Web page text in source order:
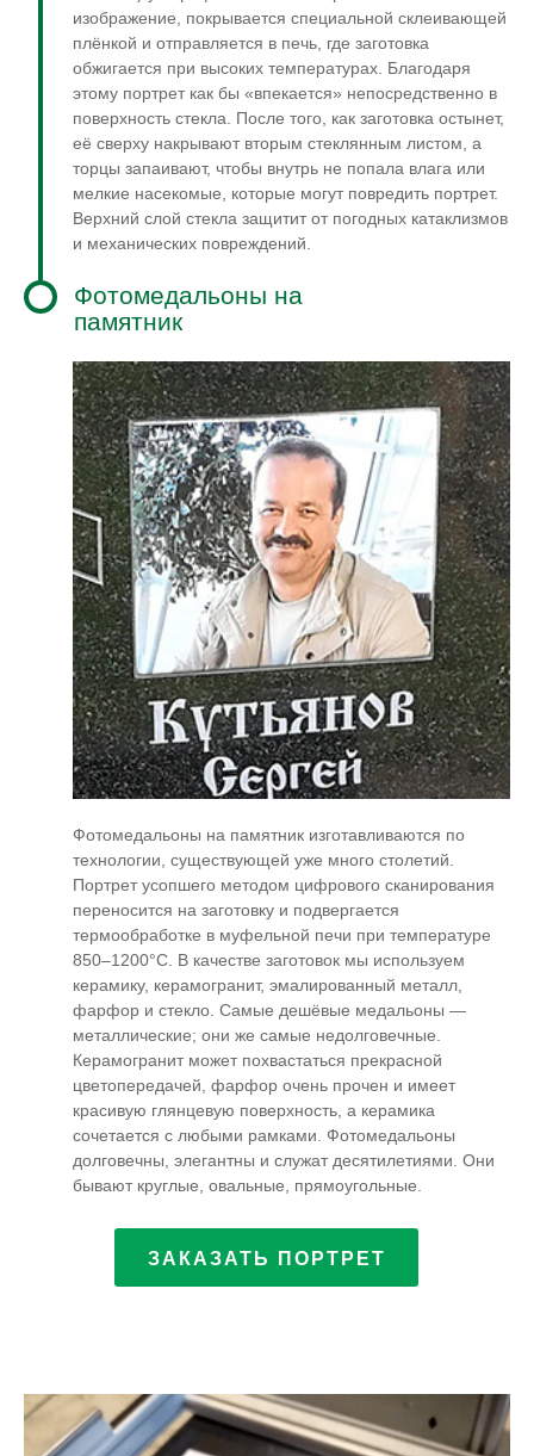
изображение, покрывается специальной склеивающей
плёнкой и отправляется в печь, где заготовка
обжигается при высоких температурах. Благодаря
этому портрет как бы «впекается» непосредственно в
поверхность стекла. После того, как заготовка остынет,
её сверху накрывают вторым стеклянным листом, а
торцы запаивают, чтобы внутрь не попала влага или
мелкие насекомые, которые могут повредить портрет.
Верхний слой стекла защитит от погодных катаклизмов
и механических повреждений.
Фотомедальоны на
памятник
Фотомедальоны на памятник изготавливаются по
технологии, существующей уже много столетий.
Портрет усопшего методом цифрового сканирования
переносится на заготовку и подвергается
термообработке в муфельной печи при температуре
850–1200°С. В качестве заготовок мы используем
керамику, керамогранит, эмалированный металл,
фарфор и стекло. Самые дешёвые медальоны —
металлические; они же самые недолговечные.
Керамогранит может похвастаться прекрасной
цветопередачей, фарфор очень прочен и имеет
красивую глянцевую поверхность, а керамика
сочетается с любыми рамками. Фотомедальоны
долговечны, элегантны и служат десятилетиями. Они
бывают круглые, овальные, прямоугольные.
ЗАКАЗАТЬ ПОРТРЕТ